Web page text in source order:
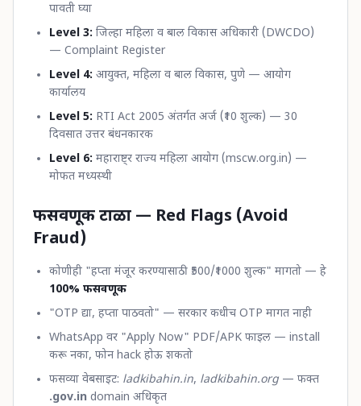
पावती घ्या
Level 3: जिल्हा महिला व बाल विकास अधिकारी (DWCDO)
— Complaint Register
Level 4: आयुक्त, महिला व बाल विकास, पुणे — आयोग
कार्यालय
Level 5: RTI Act 2005 अंतर्गत अर्ज (₹10 शुल्क) — 30
दिवसात उत्तर बंधनकारक
Level 6: महाराष्ट्र राज्य महिला आयोग (mscw.org.in) —
मोफत मध्यस्थी
फसवणूक टाळा — Red Flags (Avoid
Fraud)
कोणीही "हप्ता मंजूर करण्यासाठी ₹500/₹1000 शुल्क" मागतो — हे
100% फसवणूक
"OTP द्या, हप्ता पाठवतो" — सरकार कधीच OTP मागत नाही
WhatsApp वर "Apply Now" PDF/APK फाइल — install
करू नका, फोन hack होऊ शकतो
फसव्या वेबसाइट: ladkibahin.in, ladkibahin.org — फक्त
.gov.in domain अधिकृत